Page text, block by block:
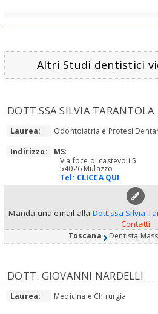
Altri Studi dentistici
DOTT.SSA SILVIA TARANTOLA
Laurea:
Odontoiatria e Protesi
Indirizzo:
MS:
Via foce di castevoli 5
54026 Mulazzo
Tel: CLICCA QUI
Manda una email alla Dott.ssa Silvia
Contatti
Toscana Dentista
DOTT. GIOVANNI NARDELLI
Laurea: Medicina e Chirurgia